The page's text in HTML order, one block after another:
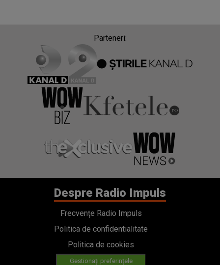
Parteneri:
Despre Radio Impuls
Frecvențe Radio Impuls
Politica de confidentialitate
Politica de cookies
Gestionați preferințele